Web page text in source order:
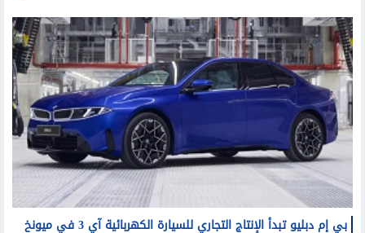
بي إم دبليو تبدأ الإنتاج التجاري للسيارة الكهربائية آي 3 في ميونخ